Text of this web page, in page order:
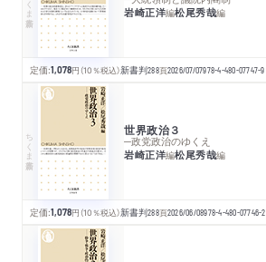
岩崎正洋編松尾秀哉編
定価:1,078円 （10％税込）新書判288頁2026/07/07978-4-480-07747-9
ちくま新書 世界政治３
─政党政治のゆくえ
岩崎正洋編松尾秀哉編
定価:1,078円 （10％税込）新書判288頁2026/06/08978-4-480-07746-2